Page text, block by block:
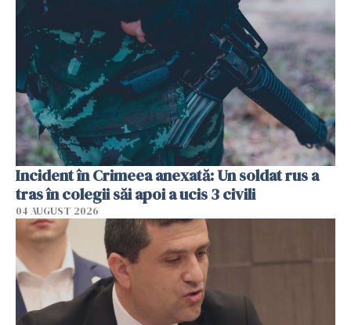
Incident în Crimeea anexată: Un soldat rus a
tras în colegii săi apoi a ucis 3 civili
04 AUGUST 2026